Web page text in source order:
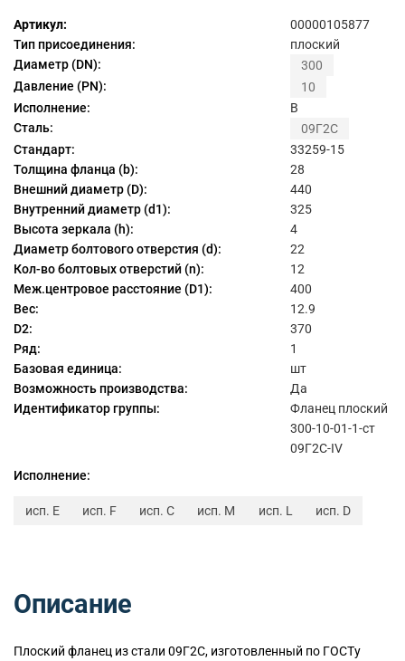
Артикул:
00000105877
Тип присоединения:
плоский
Диаметр (DN):
300
Давление (PN):
10
Исполнение:
B
Сталь:
09Г2С
Стандарт:
33259-15
Толщина фланца (b):
28
Внешний диаметр (D):
440
Внутренний диаметр (d1):
325
Высота зеркала (h):
4
Диаметр болтового отверстия (d):
22
Кол-во болтовых отверстий (n):
12
Меж.центровое расстояние (D1):
400
Вес:
12.9
D2:
370
Ряд:
1
Базовая единица:
шт
Возможность производства:
Да
Идентификатор группы:
Фланец плоский
300-10-01-1-ст
09Г2С-IV
Исполнение:
исп. E исп. F исп. C исп. M исп. L исп. D
Описание
Плоский фланец из стали 09Г2С, изготовленный по ГОСТу